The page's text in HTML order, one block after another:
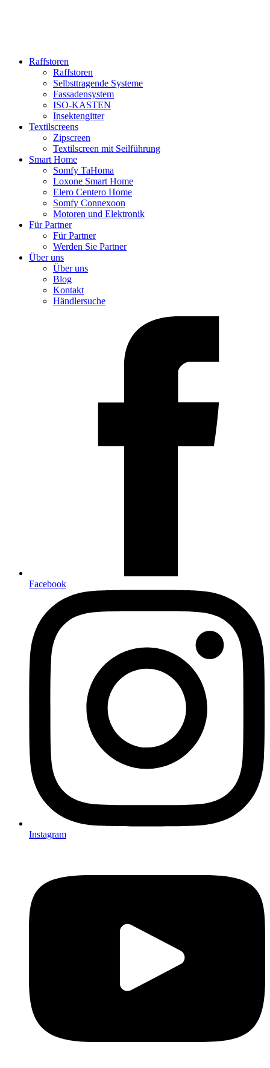
Raffstoren
Raffstoren
Selbsttragende Systeme
Fassadensystem
ISO-KASTEN
Insektengitter
Textilscreens
Zipscreen
Textilscreen mit Seilführung
Smart Home
Somfy TaHoma
Loxone Smart Home
Elero Centero Home
Somfy Connexoon
Motoren und Elektronik
Für Partner
Für Partner
Werden Sie Partner
Über uns
Über uns
Blog
Kontakt
Händlersuche
Facebook
Instagram